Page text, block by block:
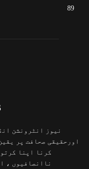
89
نیوز انٹرونشن
اورحقیقی صحافت پر
کرنا اپنا
ناانصافیوں ،